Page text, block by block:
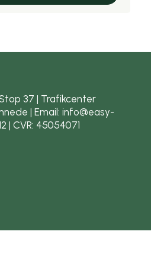
37 | Trafikcenter
| Email: info@easy-
| CVR: 45054071